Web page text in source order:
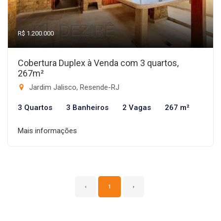
R$ 1.200.000
Cobertura Duplex à Venda com 3 quartos,
267m²
Jardim Jalisco, Resende-RJ
3 Quartos 3 Banheiros 2 Vagas 267 m²
Mais informações
‹ 1 ›